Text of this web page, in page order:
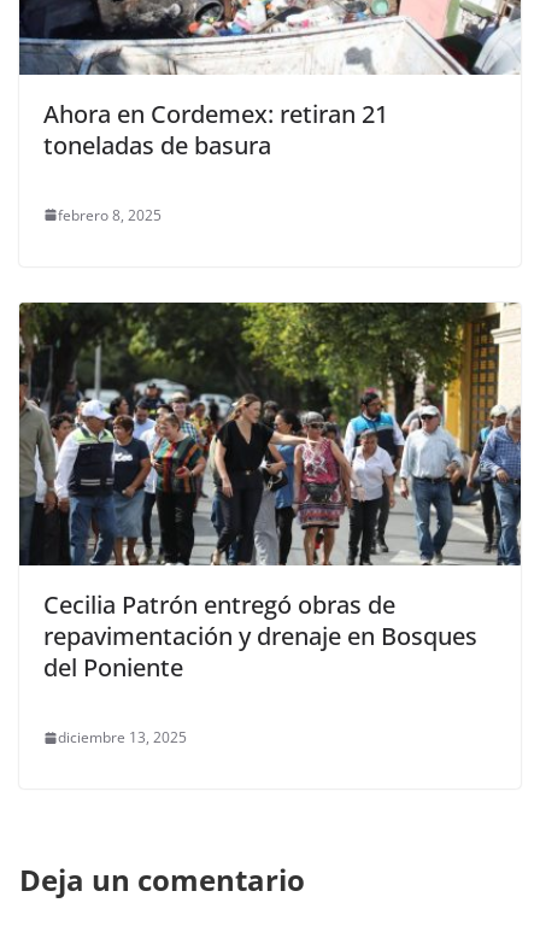
Ahora en Cordemex: retiran 21
toneladas de basura
febrero 8, 2025
Cecilia Patrón entregó obras de
repavimentación y drenaje en Bosques
del Poniente
diciembre 13, 2025
Deja un comentario